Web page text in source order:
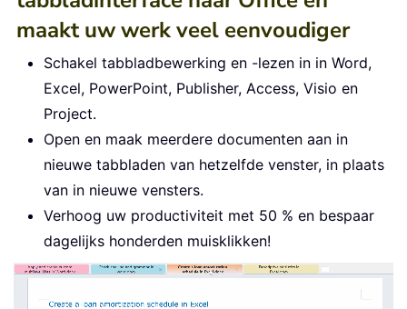
maakt uw werk veel eenvoudiger
Schakel tabbladbewerking en -lezen in in Word,
Excel, PowerPoint, Publisher, Access, Visio en
Project.
Open en maak meerdere documenten aan in
nieuwe tabbladen van hetzelfde venster, in plaats
van in nieuwe vensters.
Verhoog uw productiviteit met 50 % en bespaar
dagelijks honderden muisklikken!